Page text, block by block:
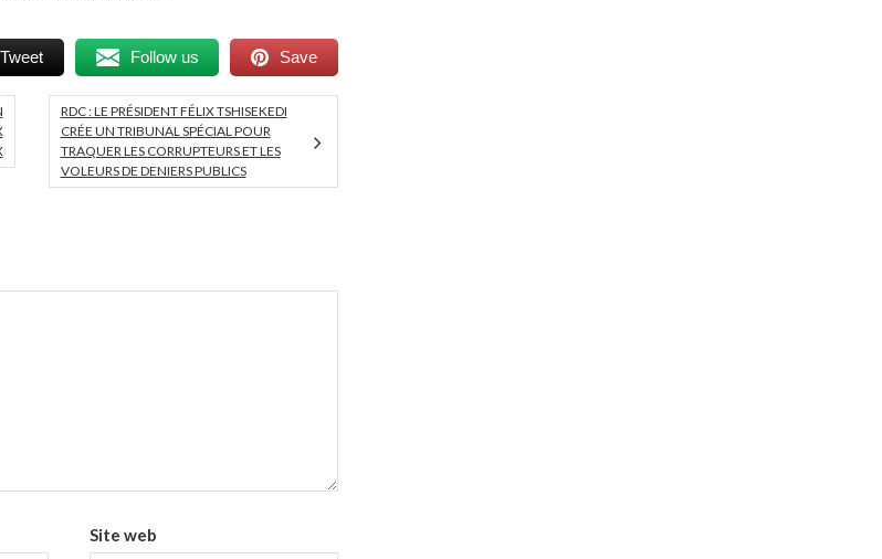
Tweet Follow us Save
RDC : LE PRÉSIDENT FÉLIX TSHISEKEDI
CRÉE UN TRIBUNAL SPÉCIAL POUR
TRAQUER LES CORRUPTEURS ET LES
VOLEURS DE DENIERS PUBLICS
Site web